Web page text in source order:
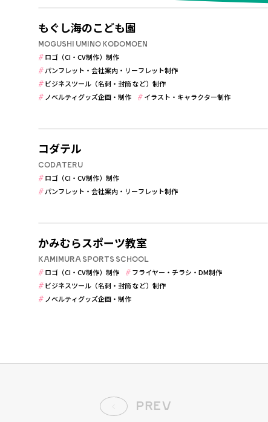
もぐし海のこども園
MOGUSHI UMINO KODOMOEN
ロゴ（CI・CV制作）制作
パンフレット・会社案内・リーフレット制作
ビジネスツール（名刺・封筒 など）制作
ノベルティグッズ企画・制作
イラスト・キャラクター制作
コダテル
CODATERU
ロゴ（CI・CV制作）制作
パンフレット・会社案内・リーフレット制作
かみむらスポーツ教室
KAMIMURA SPORTS SCHOOL
ロゴ（CI・CV制作）制作
フライヤー・チラシ・DM制作
ビジネスツール（名刺・封筒 など）制作
ノベルティグッズ企画・制作
PREV